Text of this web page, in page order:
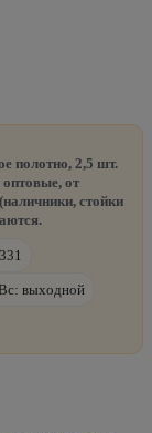
полотно, 2,5 шт.
от
стойки
выходной